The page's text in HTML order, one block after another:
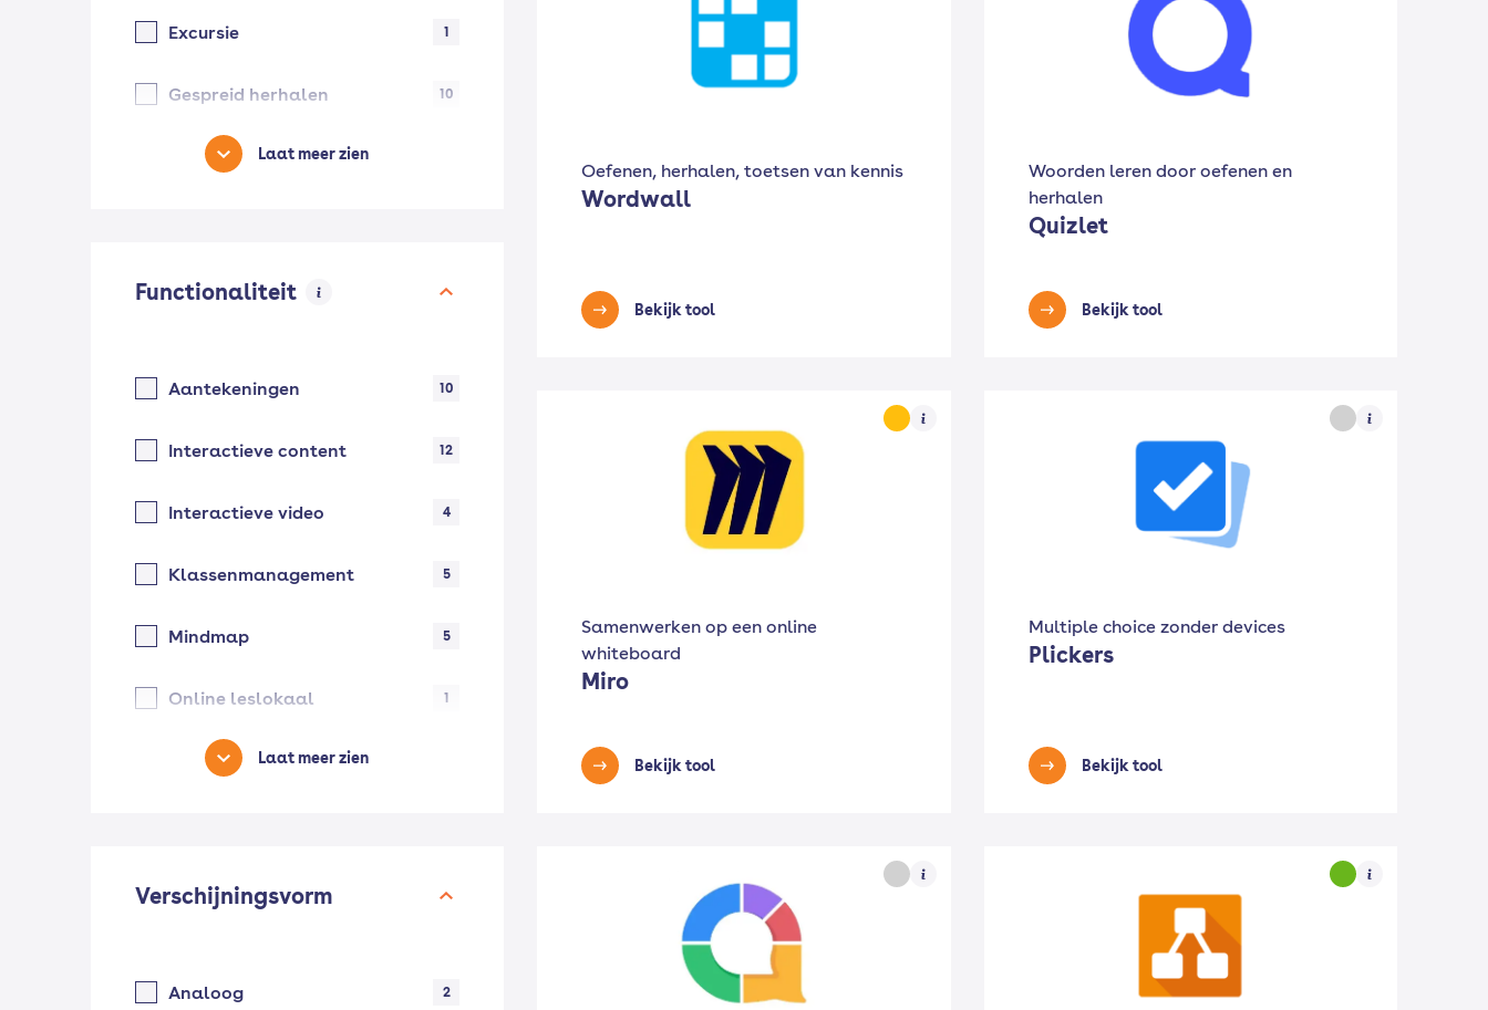
Excursie 1
Gespreid herhalen 10
Laat meer zien
Functionaliteit
Aantekeningen 10
Interactieve content 12
Interactieve video 4
Klassenmanagement 5
Mindmap 5
Online leslokaal 1
Laat meer zien
Verschijningsvorm
Analoog 2
Oefenen, herhalen, toetsen van kennis
Wordwall
Bekijk tool
Woorden leren door oefenen en
herhalen
Quizlet
Bekijk tool
Samenwerken op een online
whiteboard
Miro
Bekijk tool
Multiple choice zonder devices
Plickers
Bekijk tool